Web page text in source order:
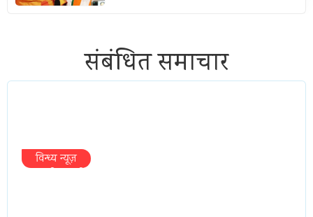
संबंधित समाचार
विन्ध्य न्यूज़